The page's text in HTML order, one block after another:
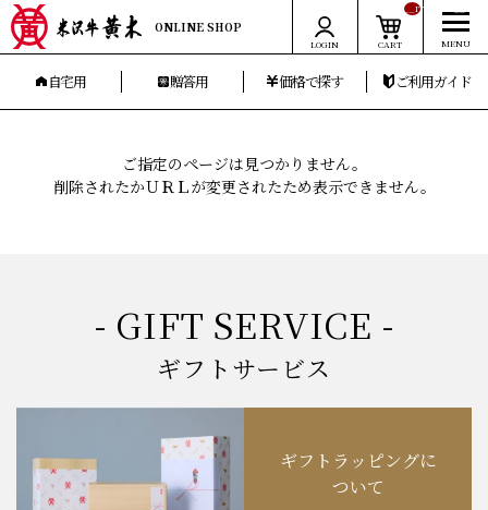
ONLINE SHOP
LOGIN CART
__ITM_CNT__
自宅用 贈答用 価格で探す ご利用ガイド
ご指定のページは見つかりません。
削除されたかＵＲＬが変更されたため表示できません。
- GIFT SERVICE -
ギフトサービス
ギフトラッピングに
ついて